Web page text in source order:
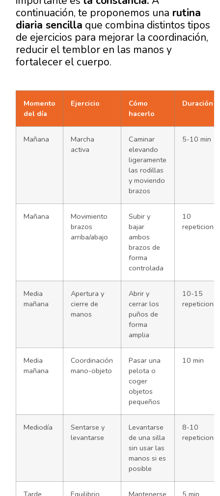
continuación, te proponemos una rutina
diaria sencilla que combina distintos tipos
de ejercicios para mejorar la coordinación,
reducir el temblor en las manos y
fortalecer el cuerpo.
Momento
del día
Ejercicio
Cómo
hacerlo
Duración
Mañana
Marcha
activa
Caminar
elevando
ligeramente
las rodillas
y moviendo
brazos
5-10 min
Mañana
Movimiento
brazos
arriba/abajo
Subir y
bajar
ambos
brazos de
forma
controlada
10
Media
mañana
Apertura y
cierre de
manos
Abrir y
cerrar los
puños de
forma
amplia
10-15
Media
mañana
Coordinación
mano-objeto
Pasar una
pelota o
coger
objetos
pequeños
10 min
Mediodía
Sentarse y
levantarse
Levantarse
de una silla
sin usar las
manos si es
posible
8-10
Tarde Equilibrio Mantenerse 5 min